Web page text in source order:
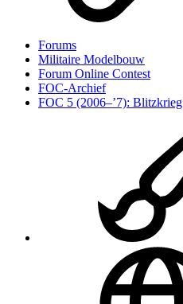
Forums
Militaire Modelbouw
Forum Online Contest
FOC-Archief
FOC 5 (2006–’7): Blitzkrieg